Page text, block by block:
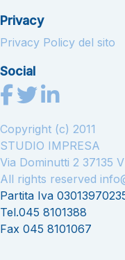
Privacy
Privacy Policy del sito
Social
Copyright (c) 2011
STUDIO IMPRESA
Via Dominutti 2 37135
All rights reserved
Partita Iva
Tel.045 8101388
Fax 045 8101067